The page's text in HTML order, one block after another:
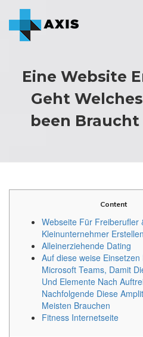
Eine Website
Geht
been
Content
Webseite Für Freiberufler
Kleinunternehmer Erstellen
Alleinerziehende Dating
Auf diese weise
Microsoft Teams, Damit
Und Elemente Nach
Nachfolgende Diese
Meisten Brauchen
Fitness Internetseite